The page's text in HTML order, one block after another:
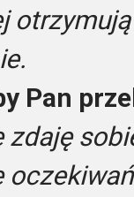
Pan
zdaję